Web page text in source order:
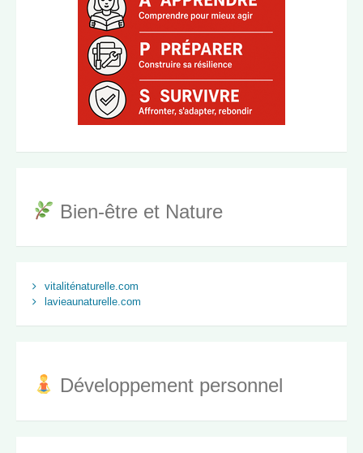
Bien-être et Nature
vitaliténaturelle.com
lavieaunaturelle.com
Développement personnel